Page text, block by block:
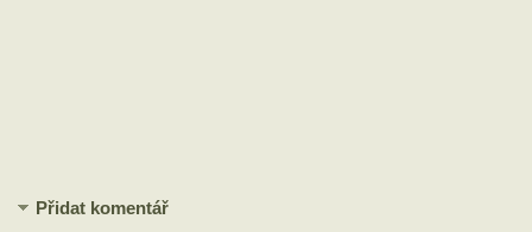
Přidat komentář